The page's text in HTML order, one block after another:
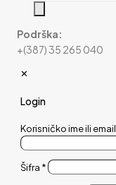
Podrška:
+(387) 35 265 040
✕
Login
Korisničko ime ili email
Šifra *